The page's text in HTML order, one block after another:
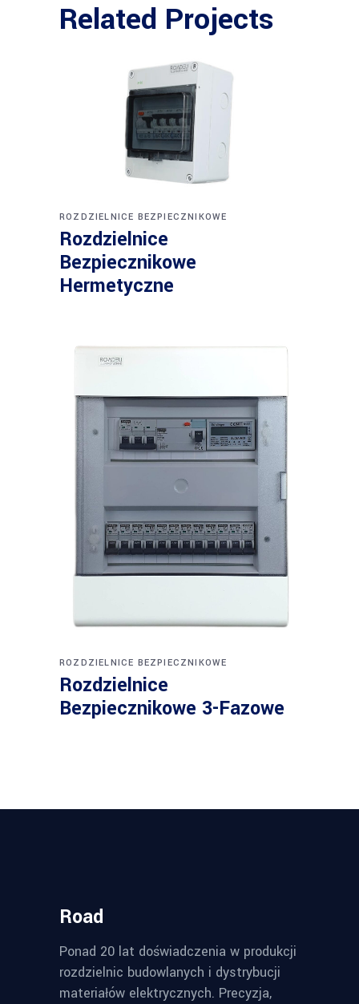
Related Projects
Rozdzielnice
Bezpiecznikowe
Hermetyczne
ROZDZIELNICE BEZPIECZNIKOWE
Rozdzielnice
Bezpiecznikowe 3-Fazowe
ROZDZIELNICE BEZPIECZNIKOWE
Road
Ponad 20 lat doświadczenia w produkcji
rozdzielnic budowlanych i dystrybucji
materiałów elektrycznych. Precyzja,